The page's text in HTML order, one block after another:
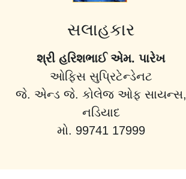
સલાહકાર
શ્રી હરિશભાઈ એમ. પારેખ
ઓફિસ સુપ્રિટેન્ડેનટ
જે. એન્ડ જે. કોલેજ ઓફ સાયન્સ,
નડિયાદ
મો. 99741 17999